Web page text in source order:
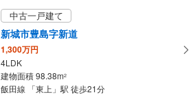
中古一戸建て
新城市豊島字新道
1,300万円
4LDK
建物面積 98.38m2
飯田線 「東上」駅 徒歩21分